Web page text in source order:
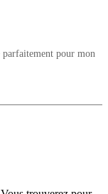
pour mon